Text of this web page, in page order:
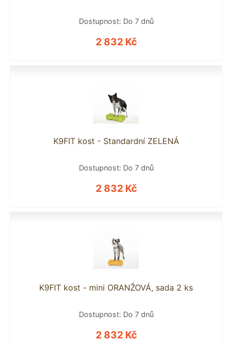
Dostupnost: Do 7 dnů
2 832 Kč
K9FIT kost - Standardní ZELENÁ
Dostupnost: Do 7 dnů
2 832 Kč
K9FIT kost - mini ORANŽOVÁ, sada 2 ks
Dostupnost: Do 7 dnů
2 832 Kč